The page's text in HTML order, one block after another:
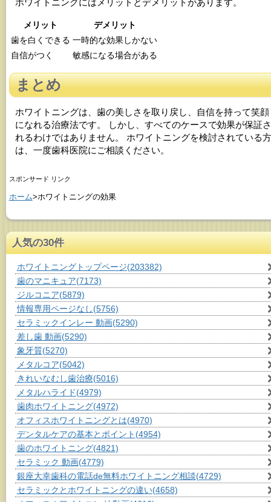
ホワイトニングにはメリットとデメリットがあります。
メリット
デメリット
歯を白くできる 一時的な効果しかない
自信がつく
敏感になる場合がある
まとめ
ホワイトニングは、歯の美しさを取り戻し、自信を持って笑顔
になれる治療法です。 しかし、すべてのケースで効果が保証さ
れるわけではありません。 ホワイトニングを検討されている方
は、一度歯科医院にご相談ください。
スポンサード リンク
ホーム>ホワイトニングの効果
人気の30件
ホワイトニングトップページ(203382)
歯のマニキュア(7173)
ジルコニア(5879)
情報専用ページなし(5756)
セラミックインレー 動画(5290)
差し歯 動画(5290)
象牙質(5270)
メタルコア(5042)
きれいなむし歯治療(5016)
メタルハライド(4979)
歯肉ホワイトニング(4972)
オフィスホワイトニングとは(4970)
デンタルケアの基本とポイント (4954)
歯のホワイトニング(4821)
セラミック 動画(4779)
銀座大幸歯科の電話de無料ホワイトニング相談(4729)
セラミックとホワイトニングの違い(4658)